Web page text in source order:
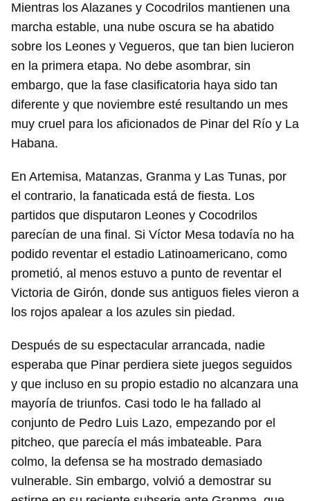
Mientras los Alazanes y Cocodrilos mantienen una
marcha estable, una nube oscura se ha abatido
sobre los Leones y Vegueros, que tan bien lucieron
en la primera etapa. No debe asombrar, sin
embargo, que la fase clasificatoria haya sido tan
diferente y que noviembre esté resultando un mes
muy cruel para los aficionados de Pinar del Río y La
Habana.
En Artemisa, Matanzas, Granma y Las Tunas, por
el contrario, la fanaticada está de fiesta. Los
partidos que disputaron Leones y Cocodrilos
parecían de una final. Si Víctor Mesa todavía no ha
podido reventar el estadio Latinoamericano, como
prometió, al menos estuvo a punto de reventar el
Victoria de Girón, donde sus antiguos fieles vieron a
los rojos apalear a los azules sin piedad.
Después de su espectacular arrancada, nadie
esperaba que Pinar perdiera siete juegos seguidos
y que incluso en su propio estadio no alcanzara una
mayoría de triunfos. Casi todo le ha fallado al
conjunto de Pedro Luis Lazo, empezando por el
pitcheo, que parecía el más imbateable. Para
colmo, la defensa se ha mostrado demasiado
vulnerable. Sin embargo, volvió a demostrar su